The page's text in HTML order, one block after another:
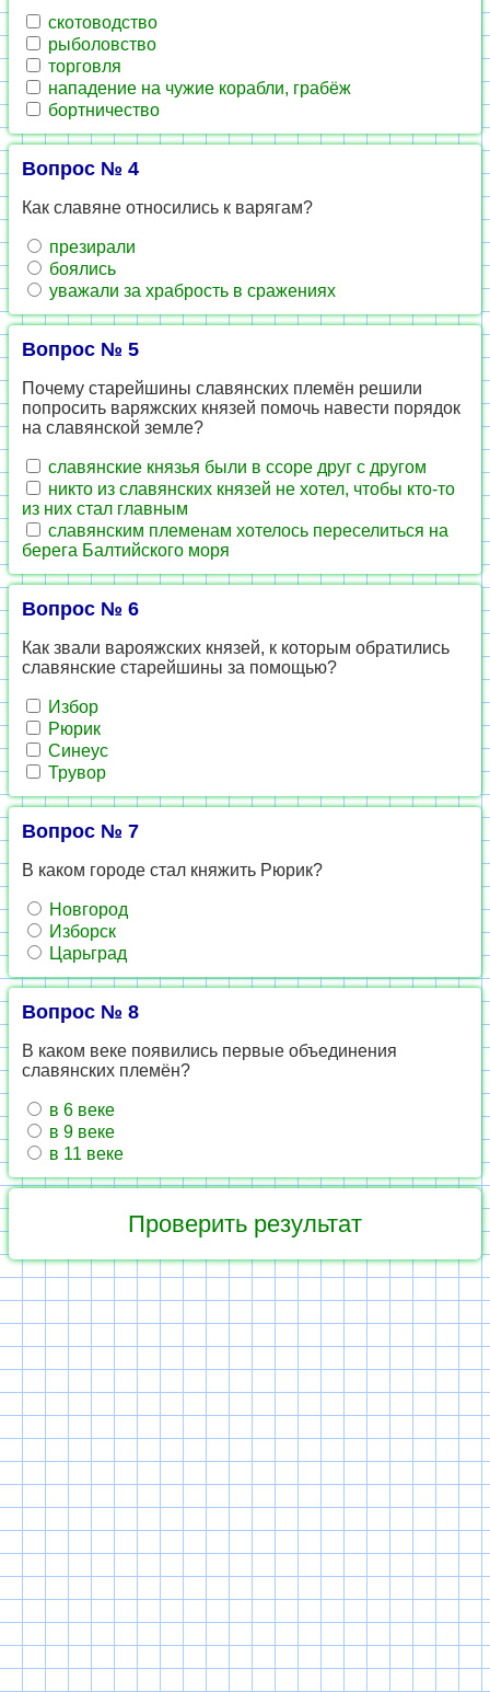
скотоводство
рыболовство
торговля
нападение на чужие корабли, грабёж
бортничество
Вопрос № 4
Как славяне относились к варягам?
презирали
боялись
уважали за храбрость в сражениях
Вопрос № 5
Почему старейшины славянских племён решили
попросить варяжских князей помочь навести порядок
на славянской земле?
славянские князья были в ссоре друг с другом
никто из славянских князей не хотел, чтобы кто-то
из них стал главным
славянским племенам хотелось переселиться на
берега Балтийского моря
Вопрос № 6
Как звали варояжских князей, к которым обратились
славянские старейшины за помощью?
Избор
Рюрик
Синеус
Трувор
Вопрос № 7
В каком городе стал княжить Рюрик?
Новгород
Изборск
Царьград
Вопрос № 8
В каком веке появились первые объединения
славянских племён?
в 6 веке
в 9 веке
в 11 веке